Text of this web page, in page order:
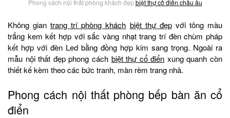
Phong cách nội thất phòng khách đẹp biệt thự cổ điển châu âu
Không giantrang trí phòng khách biệt thự đẹpvới tông màu
trắng kem kết hợp với sắc vàng nhạt trang trí đèn chùm pháp
kết hợp với đèn Led bằng đồng hợp kim sang trọng. Ngoài ra
mẫu nội thất đẹp phong cách biệt thự cổ điển xung quanh còn
thiết kế kèm theo các bức tranh, màn rèm trang nhã.
Phong cách nội thất phòng bếp bàn ăn cổ
điển